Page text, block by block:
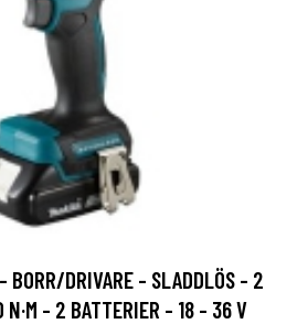
BORR/DRIVARE - SLADDLÖS - 2
N·M - 2 BATTERIER - 18 - 36 V